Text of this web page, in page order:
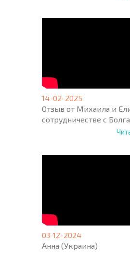
14-02-2025
Отзыв от Михаила и
сотрудничестве с
03-12-2024
Анна (Украина)